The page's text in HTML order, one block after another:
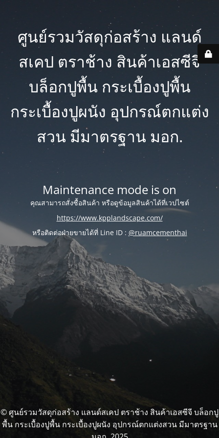
ศูนย์รวมวัสดุก่อสร้าง แลนด์
สเคป ตราช้าง สินค้าเอสซีจี
บล็อกปูพื้น กระเบื้องปูพื้น
กระเบื้องปูผนัง อุปกรณ์ตกแต่ง
สวน มีมาตรฐาน มอก.
Maintenance mode is on
คุณสามารถสั่งซื้อสินค้า หรือดูข้อมูลสินค้าได้ที่เวปไซต์
https://www.kpplandscape.com/
หรือติดต่อฝ่ายขายได้ที่ Line ID : @ruamcementhai
© ศูนย์รวมวัสดุก่อสร้าง แลนด์สเคป ตราช้าง สินค้าเอสซีจี บล็อกปู
พื้น กระเบื้องปูพื้น กระเบื้องปูผนัง อุปกรณ์ตกแต่งสวน มีมาตรฐาน